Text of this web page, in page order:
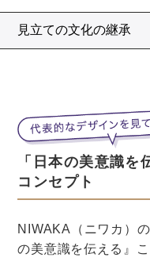
東海地方でも「名披露
りの名を入れた品を贈
結婚にまつわる風習
北陸地方でも、東北地
習があります。